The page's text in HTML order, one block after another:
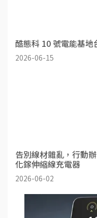
酷態科 10 號電能基
2026-06-15
告別線材雜亂，行動
化鎵伸縮線充電器
2026-06-02